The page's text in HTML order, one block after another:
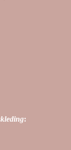
: